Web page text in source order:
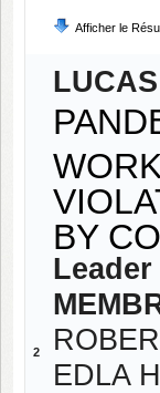
Afficher le
2
BY
Leader
EDLA